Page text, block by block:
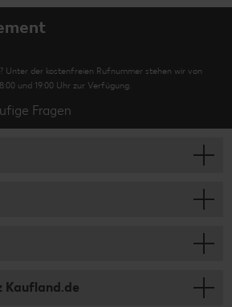
Unter der kostenfreien Rufnummer stehen wir von
und 19:00 Uhr zur Verfügung.
Fragen
Kaufland.de